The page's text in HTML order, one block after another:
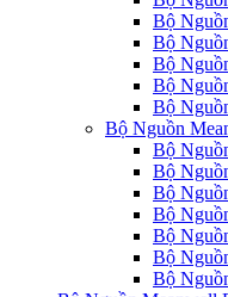
Bộ
Bộ
Bộ
Bộ
Bộ
Bộ Nguồn
Bộ
Bộ
Bộ
Bộ
Bộ
Bộ
Bộ